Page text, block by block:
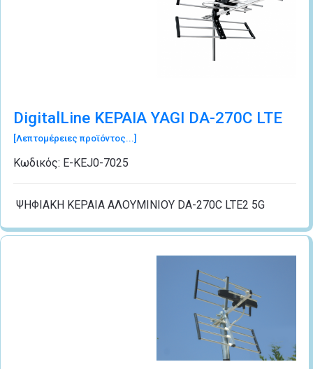
DigitalLine ΚΕΡΑΙΑ YAGI DA-270C LTE
[Λεπτομέρειες προϊόντος...]
Κωδικός: Ε-ΚΕJ0-7025
ΨΗΦΙΑΚΗ ΚΕΡΑΙΑ ΑΛΟΥΜΙΝΙΟΥ DA-270C LTE2 5G